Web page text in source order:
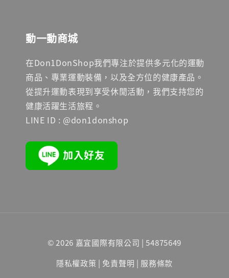
動一動商城
在Don1DonShop我們專注於提供多元化的運動
商品、專業運動裝備，以及全方位的健康產品。
從提升運動表現到享受休閒活動，我們支持您的
健康活躍生活旅程。
LINE ID : @don1donshop
© 2026 嘉宜國際有限公司 | 54875649
隱私權政策 | 免責聲明 | 服務條款